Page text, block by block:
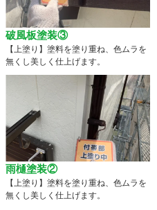
破風板塗装③
【上塗り】塗料を塗り重ね、色ムラを
無くし美しく仕上げます。
雨樋塗装②
【上塗り】塗料を塗り重ね、色ムラを
無くし美しく仕上げます。